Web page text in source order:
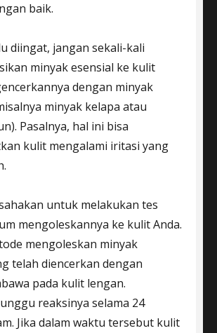
baik.
diingat, jangan sekali-kali
minyak esensial ke kulit
dengan minyak
minyak kelapa atau
Pasalnya, hal ini bisa
kulit mengalami iritasi yang
untuk melakukan tes
mengoleskannya ke kulit Anda.
mengoleskan minyak
telah diencerkan dengan
pada kulit lengan.
reaksinya selama 24
Jika dalam waktu tersebut kulit